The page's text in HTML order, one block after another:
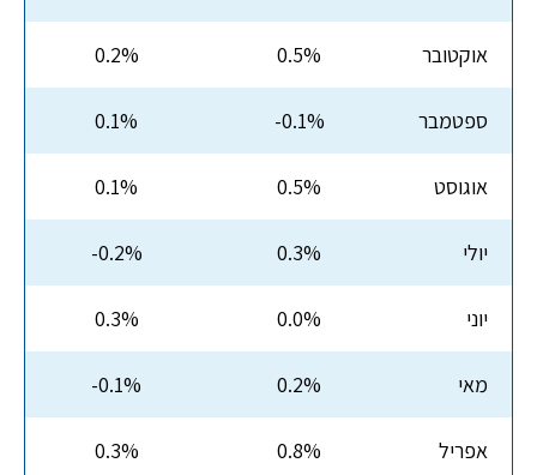
אוקטובר 0.5%
0.2%
ספטמבר -0.1%
0.1%
אוגוסט 0.5%
0.1%
יולי 0.3%
-0.2%
יוני 0.0%
0.3%
מאי 0.2%
-0.1%
אפריל 0.8%
0.3%